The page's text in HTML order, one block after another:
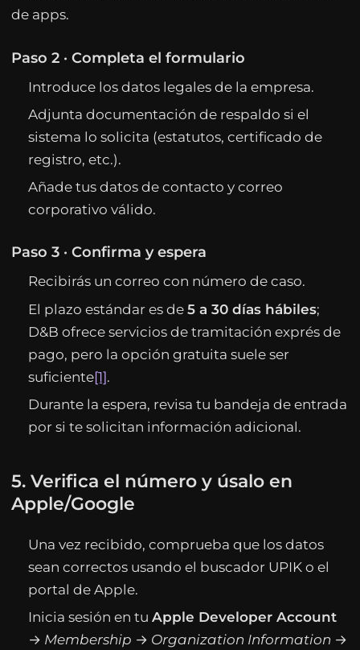
de apps.
Paso 2 · Completa el formulario
Introduce los datos legales de la empresa.
Adjunta documentación de respaldo si el
sistema lo solicita (estatutos, certificado de
registro, etc.).
Añade tus datos de contacto y correo
corporativo válido.
Paso 3 · Confirma y espera
Recibirás un correo con número de caso.
El plazo estándar es de5 a 30 días hábiles;
D&B ofrece servicios de tramitación exprés de
pago, pero la opción gratuita suele ser
suficiente[1].
Durante la espera, revisa tu bandeja de entrada
por si te solicitan información adicional.
5. Verifica el número y úsalo en
Apple/Google
Una vez recibido, comprueba que los datos
sean correctos usando el buscador UPIK o el
portal de Apple.
Inicia sesión en tuApple Developer Account
→ Membership → Organization Information →